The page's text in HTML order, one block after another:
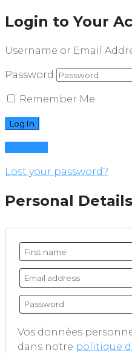
Login to Your
Username or Email
Password
Remember Me
Lost your password?
Personal Details
Vos données
dans notre politique